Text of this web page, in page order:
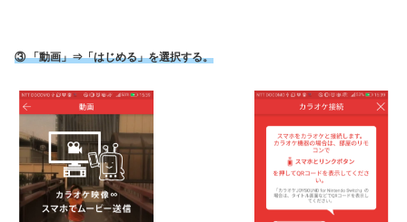
③ 「動画」⇒「はじめる」を選択する。